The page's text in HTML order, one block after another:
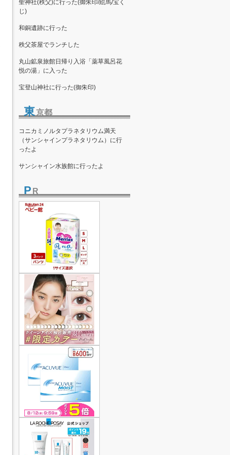
聖神社(秩父)に行った(御朱印/絵馬/宝く
じ)
和銅遺跡に行った
秩父茶屋でランチした
丸山鉱泉旅館日帰り入浴「薬草風呂花
悦の湯」に入った
宝登山神社に行った(御朱印)
東京都
コニカミノルタプラネタリウム満天
（サンシャインプラネタリウム）に行
ったよ
サンシャイン水族館に行ったよ
P R